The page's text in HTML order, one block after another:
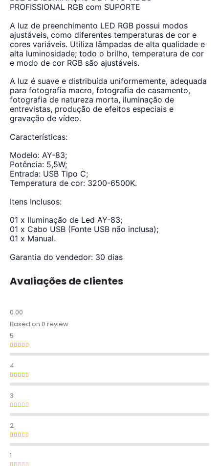
PROFISSIONAL RGB com SUPORTE
A luz de preenchimento LED RGB possui modos
ajustáveis, como diferentes temperaturas de cor e
cores variáveis. Utiliza lâmpadas de alta qualidade e
alta luminosidade; todo o brilho, temperatura de cor
e modo de cor RGB são ajustáveis.
A luz é suave e distribuída uniformemente, adequada
para fotografia macro, fotografia de casamento,
fotografia de natureza morta, iluminação de
entrevistas, produção de efeitos especiais e
gravação de vídeo.
Características:
Modelo: AY-83;
Potência: 5,5W;
Entrada: USB Tipo C;
Temperatura de cor: 3200-6500K.
Itens Inclusos:
01 x Iluminação de Led AY-83;
01 x Cabo USB (Fonte USB não inclusa);
01 x Manual.
Garantia do vendedor: 30 dias
Avaliações de clientes
0.00
Based on 0 review
5
Avaliação5de 5
4
Avaliação4de 5
3
Avaliação3de 5
2
Avaliação2de 5
1